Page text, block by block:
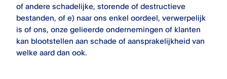
of andere schadelijke, storende of destructieve
bestanden, of e) naar ons enkel oordeel, verwerpelijk
is of ons, onze gelieerde ondernemingen of klanten
kan blootstellen aan schade of aansprakelijkheid van
welke aard dan ook.